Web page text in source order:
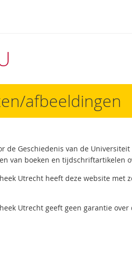
afbeeldingen
de Geschiedenis van de
van boeken en tijdschriftartikelen
Utrecht heeft deze website met
Utrecht geeft geen garantie